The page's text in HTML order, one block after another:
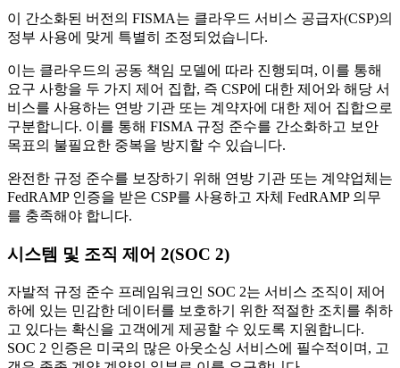
이 간소화된 버전의 FISMA는 클라우드 서비스 공급자(CSP)의
정부 사용에 맞게 특별히 조정되었습니다.
이는 클라우드의 공동 책임 모델에 따라 진행되며, 이를 통해
요구 사항을 두 가지 제어 집합, 즉 CSP에 대한 제어와 해당 서
비스를 사용하는 연방 기관 또는 계약자에 대한 제어 집합으로
구분합니다. 이를 통해 FISMA 규정 준수를 간소화하고 보안
목표의 불필요한 중복을 방지할 수 있습니다.
완전한 규정 준수를 보장하기 위해 연방 기관 또는 계약업체는
FedRAMP 인증을 받은 CSP를 사용하고 자체 FedRAMP 의무
를 충족해야 합니다.
시스템 및 조직 제어 2(SOC 2)
자발적 규정 준수 프레임워크인 SOC 2는 서비스 조직이 제어
하에 있는 민감한 데이터를 보호하기 위한 적절한 조치를 취하
고 있다는 확신을 고객에게 제공할 수 있도록 지원합니다.
SOC 2 인증은 미국의 많은 아웃소싱 서비스에 필수적이며, 고